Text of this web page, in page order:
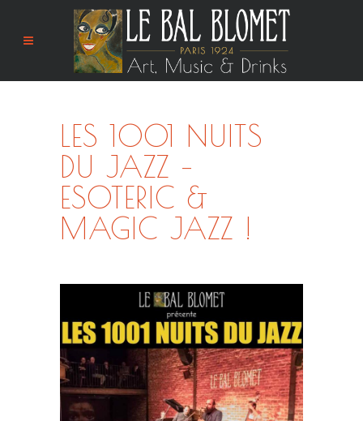
LES 1001 NUITS
DU JAZZ –
ESOTERIC &
MAGIC JAZZ !